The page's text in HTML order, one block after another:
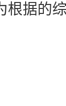
根据的